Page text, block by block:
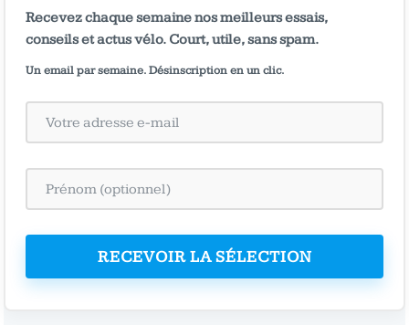
Recevez chaque semaine nos meilleurs essais,
conseils et actus vélo. Court, utile, sans spam.
Un email par semaine. Désinscription en un clic.
RECEVOIR LA SÉLECTION